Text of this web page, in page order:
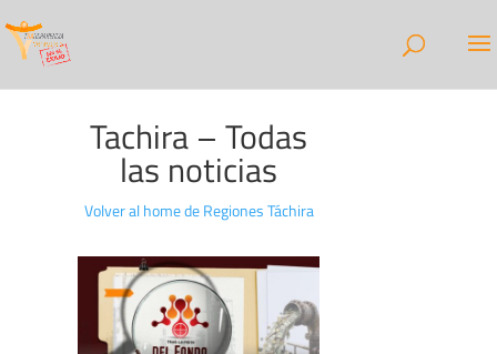
Tachira – Todas
las noticias
Volver al home de Regiones Táchira